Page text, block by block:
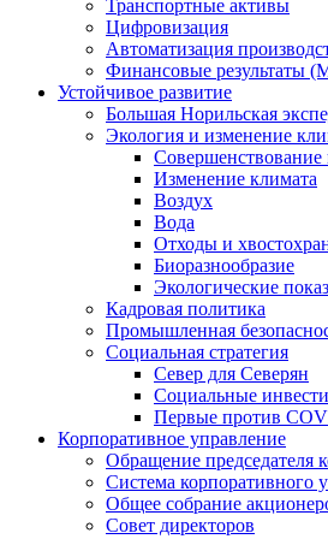
Транспортные активы
Цифровизация
Автоматизация
Финансовые результаты
Устойчивое развитие
Большая Норильская
Экология и изменение
Совершенствование
Изменение климата
Воздух
Вода
Отходы и
Биоразнообразие
Экологические
Кадровая политика
Промышленная
Социальная стратегия
Север для Северян
Социальные
Первые против
Корпоративное управление
Обращение председателя
Система корпоративного
Общее собрание
Совет директоров